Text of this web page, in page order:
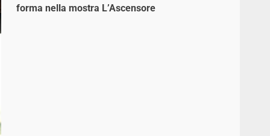
forma nella mostra L’Ascensore